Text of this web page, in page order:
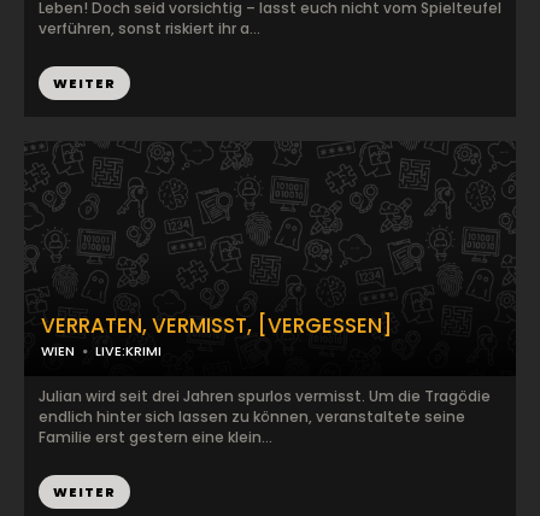
Leben! Doch seid vorsichtig – lasst euch nicht vom Spielteufel
verführen, sonst riskiert ihr a...
WEITER
VERRATEN, VERMISST, [VERGESSEN]
WIEN LIVE:KRIMI
Julian wird seit drei Jahren spurlos vermisst. Um die Tragödie
endlich hinter sich lassen zu können, veranstaltete seine
Familie erst gestern eine klein...
WEITER